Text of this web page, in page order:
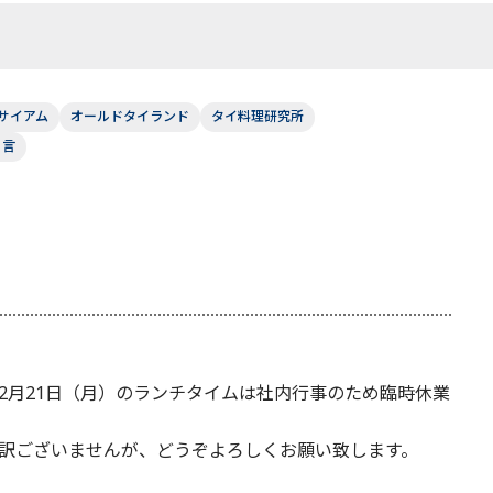
イアム オールドタイランド
タイ料理研究所
21日（月）のランチタイムは社内行事のため臨時休業
ざいませんが、どうぞよろしくお願い致します。